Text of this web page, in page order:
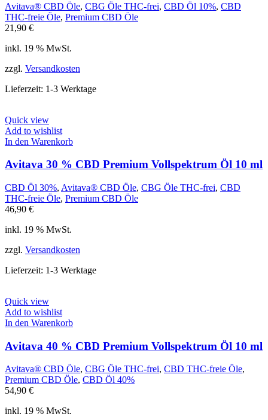
Avitava® CBD Öle, CBG Öle THC-frei, CBD Öl 10%, CBD
THC-freie Öle, Premium CBD Öle
21,90 €
inkl. 19 % MwSt.
zzgl. Versandkosten
Lieferzeit: 1-3 Werktage
Quick view
Add to wishlist
In den Warenkorb
Avitava 30 % CBD Premium Vollspektrum Öl 10 ml
CBD Öl 30%, Avitava® CBD Öle, CBG Öle THC-frei, CBD
THC-freie Öle, Premium CBD Öle
46,90 €
inkl. 19 % MwSt.
zzgl. Versandkosten
Lieferzeit: 1-3 Werktage
Quick view
Add to wishlist
In den Warenkorb
Avitava 40 % CBD Premium Vollspektrum Öl 10 ml
Avitava® CBD Öle, CBG Öle THC-frei, CBD THC-freie Öle,
Premium CBD Öle, CBD Öl 40%
54,90 €
inkl. 19 % MwSt.